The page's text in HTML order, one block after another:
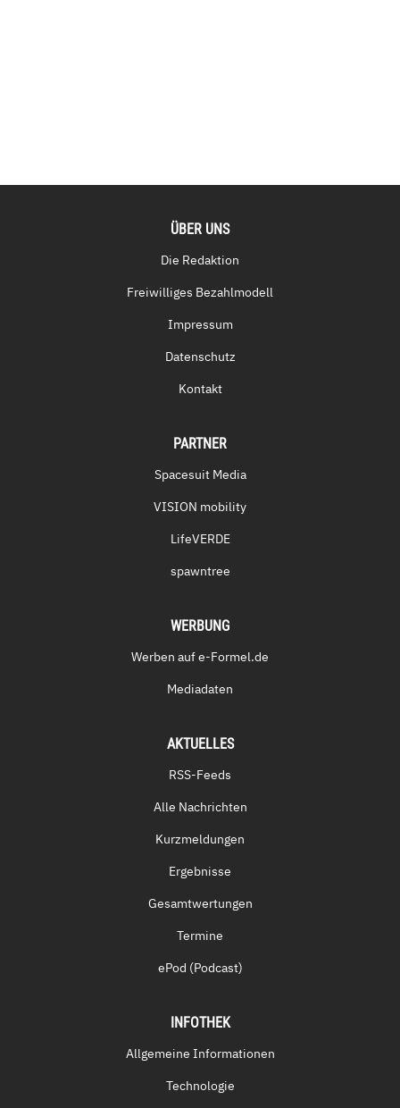
ÜBER UNS
Die Redaktion
Freiwilliges Bezahlmodell
Impressum
Datenschutz
Kontakt
PARTNER
Spacesuit Media
VISION mobility
LifeVERDE
spawntree
WERBUNG
Werben auf e-Formel.de
Mediadaten
AKTUELLES
RSS-Feeds
Alle Nachrichten
Kurzmeldungen
Ergebnisse
Gesamtwertungen
Termine
ePod (Podcast)
INFOTHEK
Allgemeine Informationen
Technologie